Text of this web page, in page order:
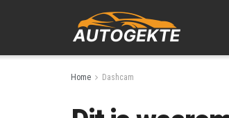
Home Dashcam